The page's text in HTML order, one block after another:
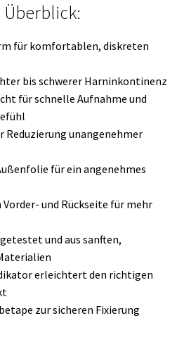
für komfortablen, diskreten
bis schwerer Harninkontinenz
für schnelle Aufnahme und
Reduzierung unangenehmer
für ein angenehmes
und Rückseite für mehr
und aus sanften,
erleichtert den richtigen
zur sicheren Fixierung